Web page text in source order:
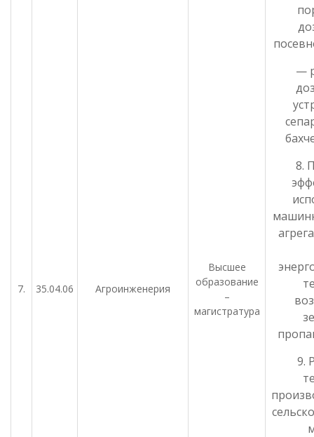
7. 35.04.06 Агроинженерия
Высшее
образование
–
магистратура
—
8.
9.